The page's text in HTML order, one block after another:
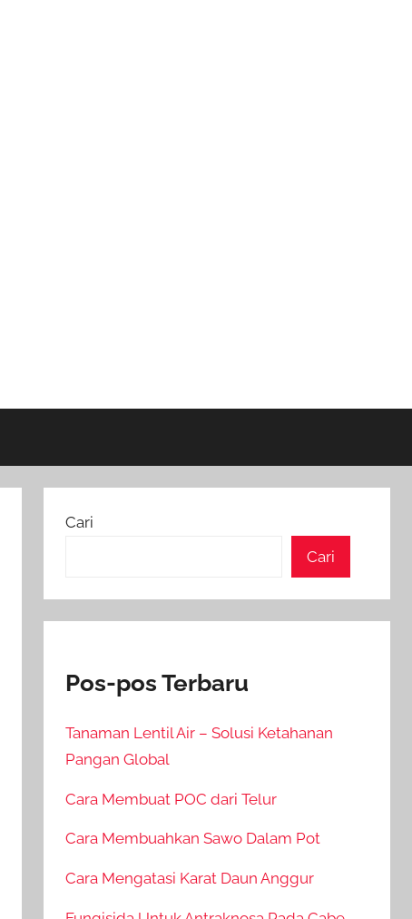
Cari
Cari
Pos-pos Terbaru
Tanaman Lentil Air – Solusi Ketahanan
Pangan Global
Cara Membuat POC dari Telur
Cara Membuahkan Sawo Dalam Pot
Cara Mengatasi Karat Daun Anggur